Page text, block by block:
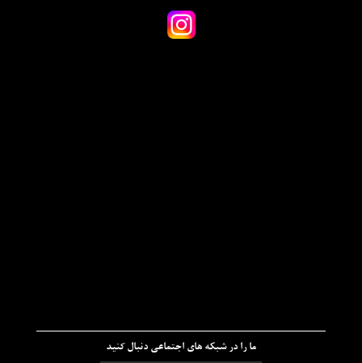
ما را در شبکه های اجتماعی دنبال کنید